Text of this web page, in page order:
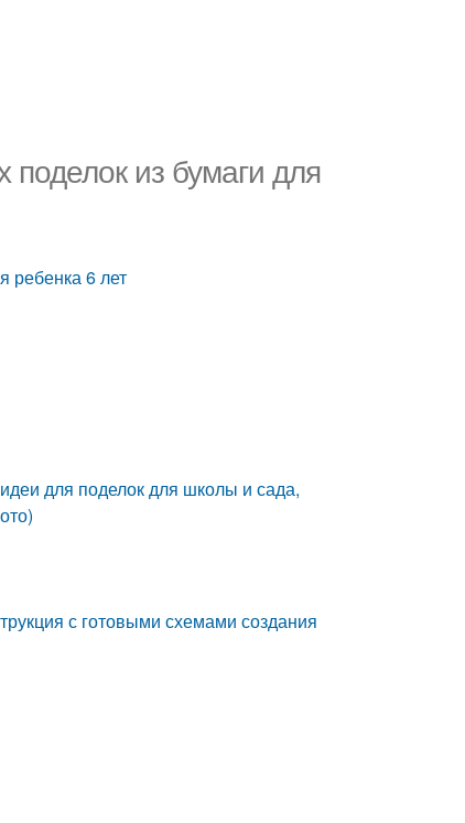
поделок из бумаги для
ребенка 6 лет
для поделок для школы и сада,
с готовыми схемами создания